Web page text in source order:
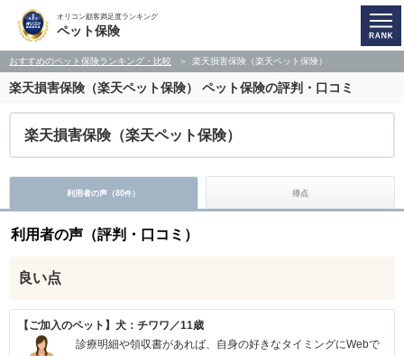
オリコン顧客満足度ランキング
ペット保険
おすすめのペット保険ランキング・比較 楽天損害保険（楽天ペット保険）
楽天損害保険（楽天ペット保険） ペット保険の評判・口コミ
楽天損害保険（楽天ペット保険）
利用者の声（80件） 得点
利用者の声（評判・口コミ）
良い点
【ご加入のペット】犬：チワワ／11歳
診療明細や領収書があれば、自身の好きなタイミングにWebで